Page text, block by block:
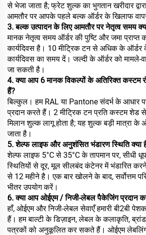
से भेजा जाता है; फ्रेट शुल्क का भुगतान खरीदार
आमतौर पर आपके पहले बल्क ऑर्डर के खिलाफ
3. बल्क उत्पादन के लिए आमतौर पर नेतृत्व समय
मानक नेतृत्व समय ऑर्डर की पुष्टि और जमा
कार्यदिवस है। 10 मीट्रिक टन से अधिक के
कार्यदिवस का समय दें। जल्दी के ऑर्डर को मामले-
जा सकती है।
4. क्या आप 6 मानक विकल्पों के अतिरिक्त कस्टम
हैं?
बिल्कुल। हम RAL या Pantone संदर्भ के आधार
प्रदान करते हैं। 2 मीट्रिक टन प्रति कस्टम शेड
मिलान शुल्क लागू होता है; यह शुल्क बड़ी मात्रा के
जाता है।
5. शेल्फ लाइफ और अनुशंसित भंडारण स्थिति क्या
शेल्फ लाइफ 5°C से 35°C के तापमान पर, सीधी
स्थितियों से दूर, मूल सीलबंद कंटेनर में भंडारित करने
से 12 महीने है। एक बार खोलने के बाद, सर्वोत्तम
भीतर उपयोग करें।
6. क्या आप ओईएम / निजी-लेबल पैकेजिंग प्रदान
हाँ, ओईएम और निजी-लेबल सेवाएँ हमारी बी2बी
हैं। हम बाल्टी के डिज़ाइन, लेबल के कलाकृति, ब्रांड
पत्रकों को अनुकूलित कर सकते हैं। ओईएम लेबलिंग